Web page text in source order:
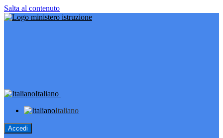
Salta al contenuto
Italiano
Italiano
Accedi